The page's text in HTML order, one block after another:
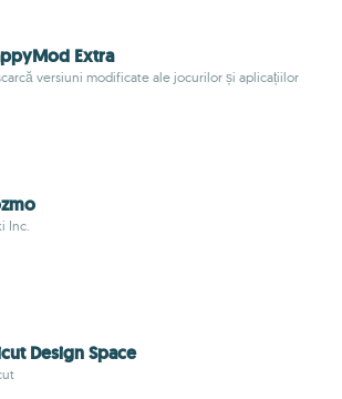
Extra
versiuni modificate ale jocurilor și aplicațiilor
Inc.
Design Space